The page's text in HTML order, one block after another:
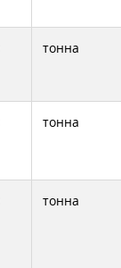
тонна
тонна
тонна